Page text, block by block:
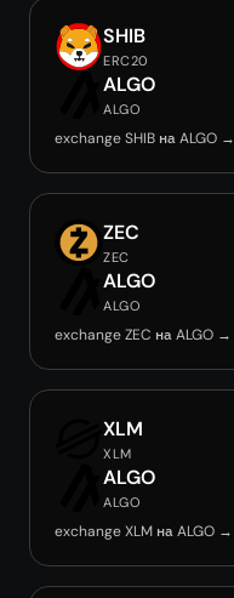
SHIB
ERC20
ALGO
ALGO
exchange SHIB на ALGO →
ZEC
ZEC
ALGO
ALGO
exchange ZEC на ALGO →
XLM
XLM
ALGO
ALGO
exchange XLM на ALGO →